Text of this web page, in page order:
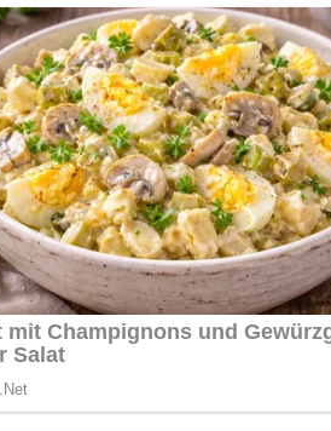
belegen.
und mit Semmelbröseln panieren.